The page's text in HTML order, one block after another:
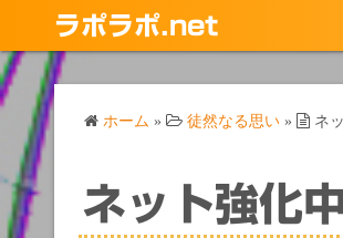
テ
ン
ス
キ
ラポラポ.net
ホーム » 徒然なる思い » ネ
ネット強化